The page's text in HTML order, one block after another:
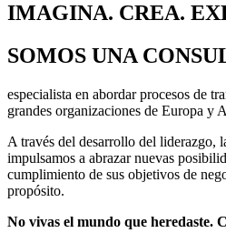
IMAGINA. CREA.
SOMOS UNA
especialista en abordar procesos de
grandes organizaciones de Europa y
A través del desarrollo del liderazgo,
impulsamos a abrazar nuevas
cumplimiento de sus objetivos de
propósito.
No vivas el mundo que heredaste.